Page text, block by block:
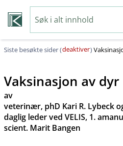
Siste besøkte sider (deaktiver)
Vaksinasjon av dyr
av
veterinær, phD Kari R. Lybeck
daglig leder ved VELIS, 1.
scient. Marit Bangen